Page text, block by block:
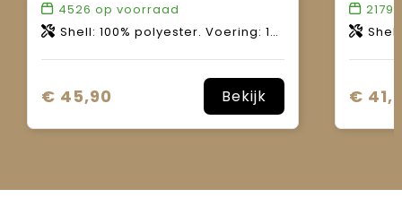
4526 op voorraad
Shell: 100% polyester. Voering: 100% polyester. Wattering: 100% polyester.
€ 45,90 Bekijk
2179
Shell 1: 100%
€